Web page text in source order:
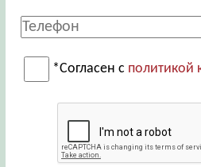
*Согласен с политикой